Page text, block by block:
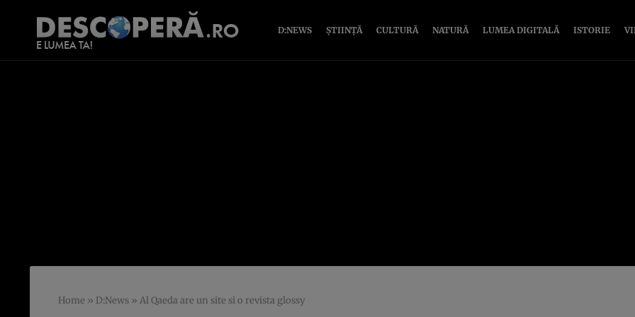
D:NEWS ȘTIINȚĂ CULTURĂ NATURĂ LUMEA DIGITALĂ ISTORIE
Home » D:News » Al Qaeda are un site si o revista glossy